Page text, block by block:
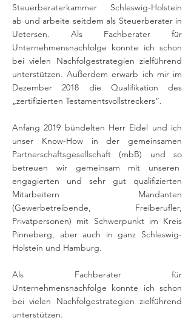
Steuerberaterkammer Schleswig-Holstein
ab und arbeite seitdem als Steuerberater in
Uetersen. Als Fachberater für
Unternehmensnachfolge konnte ich schon
bei vielen Nachfolgestrategien zielführend
unterstützen. Außerdem erwarb ich mir im
Dezember 2018 die Qualifikation des
„zertifizierten Testamentsvollstreckers“.
Anfang 2019 bündelten Herr Eidel und ich
unser Know-How in der gemeinsamen
Partnerschaftsgesellschaft (mbB) und so
betreuen wir gemeinsam mit unseren
engagierten und sehr gut qualifizierten
Mitarbeitern Mandanten
(Gewerbetreibende, Freiberufler,
Privatpersonen) mit Schwerpunkt im Kreis
Pinneberg, aber auch in ganz Schleswig-
Holstein und Hamburg.
Als Fachberater für
Unternehmensnachfolge konnte ich schon
bei vielen Nachfolgestrategien zielführend
unterstützen.